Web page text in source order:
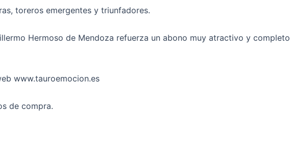
toreros emergentes y triunfadores.
Hermoso de Mendoza refuerza un abono muy atractivo y completo
www.tauroemocion.es
de compra.